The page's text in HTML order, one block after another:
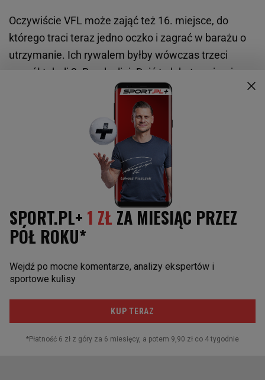
Oczywiście VFL może zająć też 16. miejsce, do
którego traci teraz jedno oczko i zagrać w barażu o
utrzymanie. Ich rywalem byłby wówczas trzeci
zespół tabeli 2. Bundesligi. Dziś tę lokatę zajmuje
Hannover 96, ale co najmniej matematyczne szanse
mają jeszcze trzy drużyny za nim, więc nie
podejmiemy się przewidywania, kto to ostatecznie
będzie. Historia byłaby po stronie zespołu z
Bundesligi, bo ostatni raz barażowy dwumecz
drużyna z 2. Bundesligi wygrała w 2019 roku, gdy
Union Berlin pokonałVFB Stuttgart
względu na wszystko, w przyszłym sezonie
Wolfsburg będzie musiał zaliczyć twardy reset i
zacząć od nowa. Życzymy Grabarze, by on już w tym
czasie był na stabilniejszym gruncie w mocniejszym
zespole.